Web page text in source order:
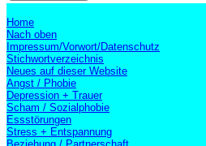
Home
Nach oben
Impressum/Vorwort/Datenschutz
Stichwortverzeichnis
Neues auf dieser Website
Angst / Phobie
Depression + Trauer
Scham / Sozialphobie
Essstörungen
Stress + Entspannung